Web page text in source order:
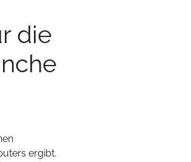
die
ergibt.